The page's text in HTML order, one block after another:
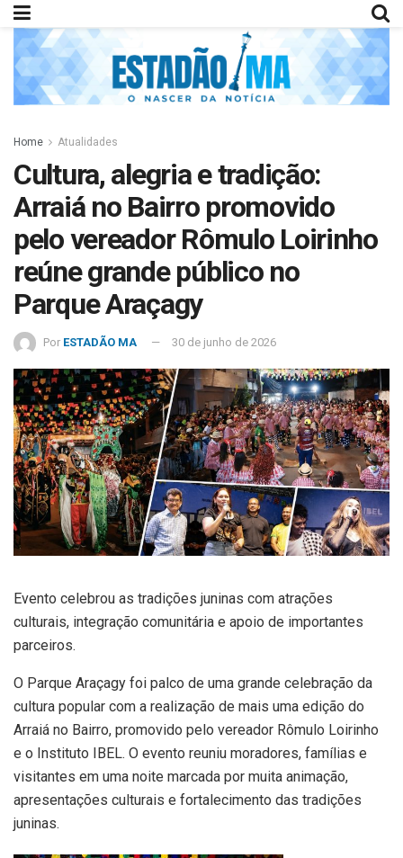
Home Atualidades
Cultura, alegria e tradição:
Arraiá no Bairro promovido
pelo vereador Rômulo Loirinho
reúne grande público no
Parque Araçagy
Por ESTADÃO MA 30 de junho de 2026
Evento celebrou as tradições juninas com atrações
culturais, integração comunitária e apoio de importantes
parceiros.
O Parque Araçagy foi palco de uma grande celebração da
cultura popular com a realização de mais uma edição do
Arraiá no Bairro, promovido pelo vereador Rômulo Loirinho
e o Instituto IBEL. O evento reuniu moradores, famílias e
visitantes em uma noite marcada por muita animação,
apresentações culturais e fortalecimento das tradições
juninas.